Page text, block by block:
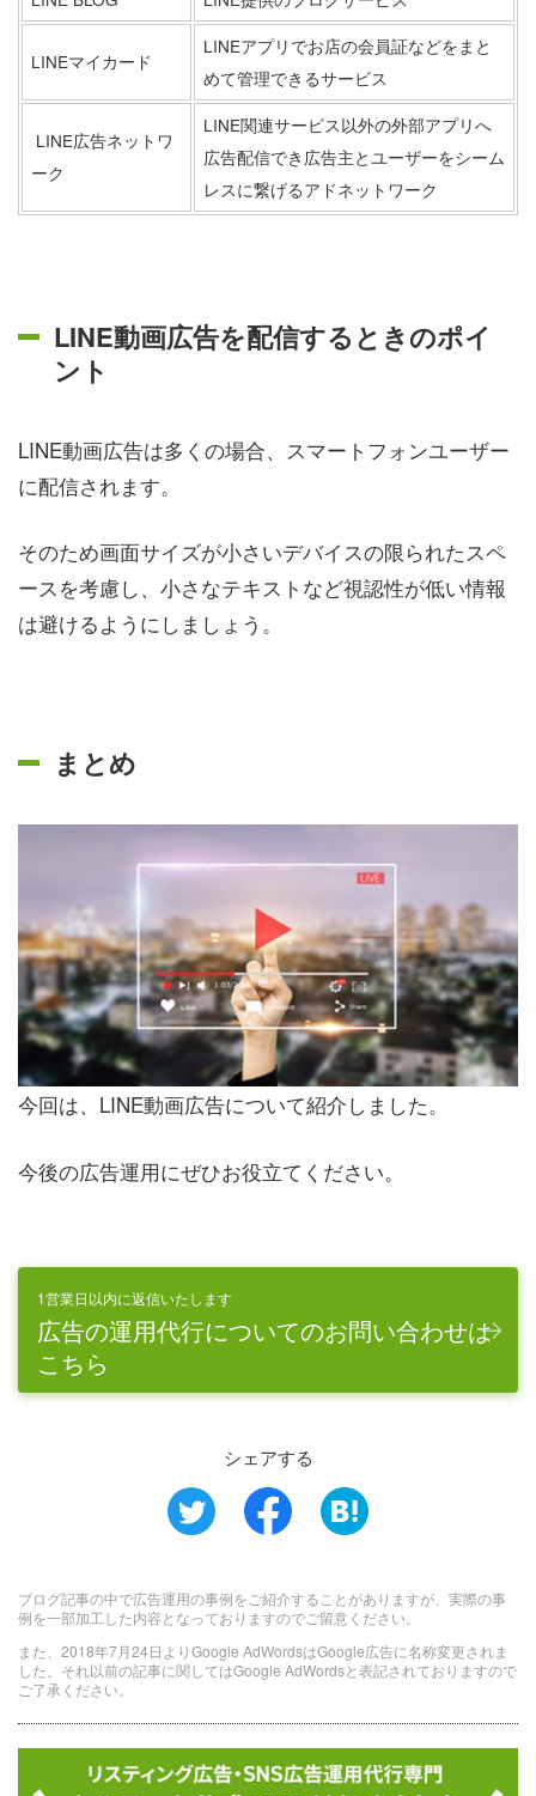
LINEマイカード
LINEアプリ でお店の会員証などをまと
めて管理できるサービス
LINE広告ネットワ
ーク
LINE関連サービス以外の外部アプリへ
広告配信でき広告主とユーザーをシーム
レスに繋げるアドネットワーク
LINE動画広告を配信するときのポイ
ント
LINE動画広告は多くの場合、スマートフォンユーザー
に配信されます。
そのため画面サイズが小さいデバイスの限られたスペ
ースを考慮し、小さなテキストなど視認性が低い情報
は避けるようにしましょう。
まとめ
今回は、LINE動画広告について紹介しました。
今後の広告運用にぜひお役立てください。
1営業日以内に返信いたします
広告の運用代行についてのお問い合わせは
こちら
シェアする
ブログ記事の中で広告運用の事例をご紹介することがありますが、実際の事
例を一部加工した内容となっておりますのでご留意ください。
また、2018年7月24日よりGoogle AdWordsはGoogle広告に名称変更されま
した。それ以前の記事に関してはGoogle AdWordsと表記されておりますので
ご了承ください。